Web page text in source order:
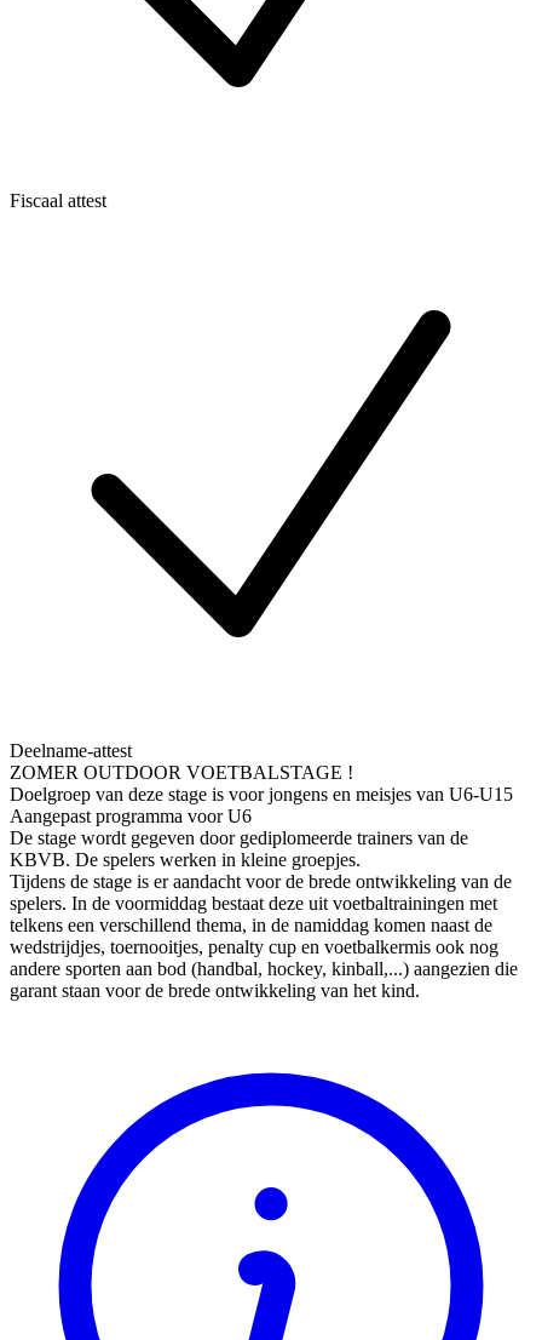
Fiscaal attest
Deelname-attest
ZOMER OUTDOOR VOETBALSTAGE !
Doelgroep van deze stage is voor jongens en meisjes van U6-U15
Aangepast programma voor U6
De stage wordt gegeven door gediplomeerde trainers van de
KBVB. De spelers werken in kleine groepjes.
Tijdens de stage is er aandacht voor de brede ontwikkeling van de
spelers. In de voormiddag bestaat deze uit voetbaltrainingen met
telkens een verschillend thema, in de namiddag komen naast de
wedstrijdjes, toernooitjes, penalty cup en voetbalkermis ook nog
andere sporten aan bod (handbal, hockey, kinball,...) aangezien die
garant staan voor de brede ontwikkeling van het kind.